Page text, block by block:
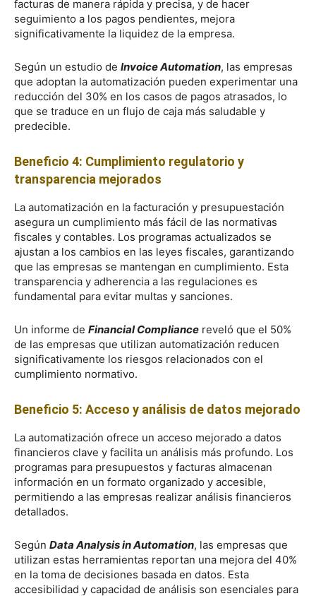
facturas de manera rápida y precisa, y de hacer
seguimiento a los pagos pendientes, mejora
significativamente la liquidez de la empresa.
Según un estudio de Invoice Automation, las empresas
que adoptan la automatización pueden experimentar una
reducción del 30% en los casos de pagos atrasados, lo
que se traduce en un flujo de caja más saludable y
predecible.
Beneficio 4: Cumplimiento regulatorio y
transparencia mejorados
La automatización en la facturación y presupuestación
asegura un cumplimiento más fácil de las normativas
fiscales y contables. Los programas actualizados se
ajustan a los cambios en las leyes fiscales, garantizando
que las empresas se mantengan en cumplimiento. Esta
transparencia y adherencia a las regulaciones es
fundamental para evitar multas y sanciones.
Un informe de Financial Compliance reveló que el 50%
de las empresas que utilizan automatización reducen
significativamente los riesgos relacionados con el
cumplimiento normativo.
Beneficio 5: Acceso y análisis de datos mejorado
La automatización ofrece un acceso mejorado a datos
financieros clave y facilita un análisis más profundo. Los
programas para presupuestos y facturas almacenan
información en un formato organizado y accesible,
permitiendo a las empresas realizar análisis financieros
detallados.
Según Data Analysis in Automation, las empresas que
utilizan estas herramientas reportan una mejora del 40%
en la toma de decisiones basada en datos. Esta
accesibilidad y capacidad de análisis son esenciales para